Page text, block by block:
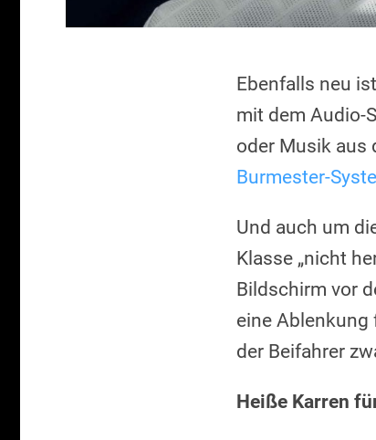
Ebenfalls neu
mit dem Audio-
oder Musik aus
Burmester-
Und auch um
Klasse „nicht
Bildschirm vor
eine Ablenkung
der Beifahrer
Heiße Karren